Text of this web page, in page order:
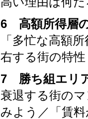
6 高額所得層
「多忙な高額
右する街の特性
7 勝ち組エリ
衰退する街の
みよう／「賃